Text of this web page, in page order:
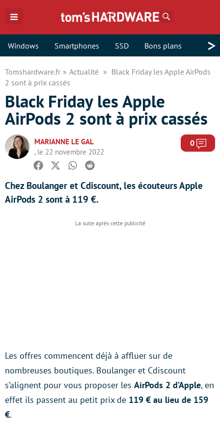
Windows Smartphones SSD Bons plans >
Tomshardware.fr Actualité
Black Friday les Apple AirPods
2 sont à prix cassés
Black Friday les Apple
AirPods 2 sont à prix cassés
MARIANNE LE GAL
, le 22 novembre 2022
0
Facebook
TwitterWhatsapp
Reddit
Chez Boulanger et Cdiscount, les écouteurs Apple
AirPods 2 sont à 119 €.
Les offres commencent déjà à affluer sur de
nombreuses boutiques. Boulanger et Cdiscount
s’alignent pour vous proposer les AirPods 2 d’Apple, en
effet ils passent au petit prix de 119 € au lieu de 159
€.